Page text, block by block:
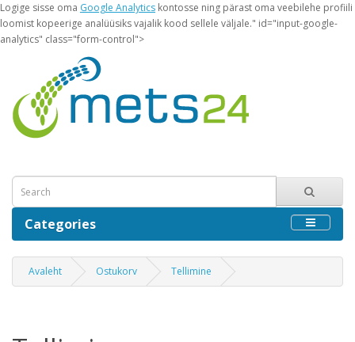
Logige sisse oma Google Analytics kontosse ning pärast oma veebilehe profiili
loomist kopeerige analüüsiks vajalik kood sellele väljale." id="input-google-
analytics" class="form-control">
Categories
Avaleht Ostukorv Tellimine